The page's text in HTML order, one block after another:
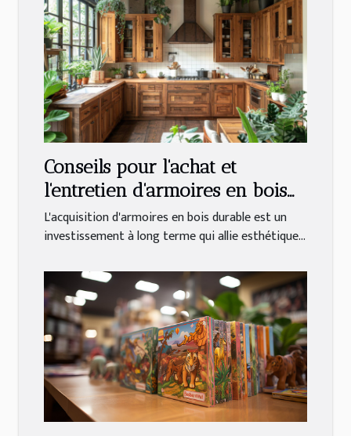
Conseils pour l'achat et
l'entretien d'armoires en bois
durables
L'acquisition d'armoires en bois durable est un
investissement à long terme qui allie esthétique...